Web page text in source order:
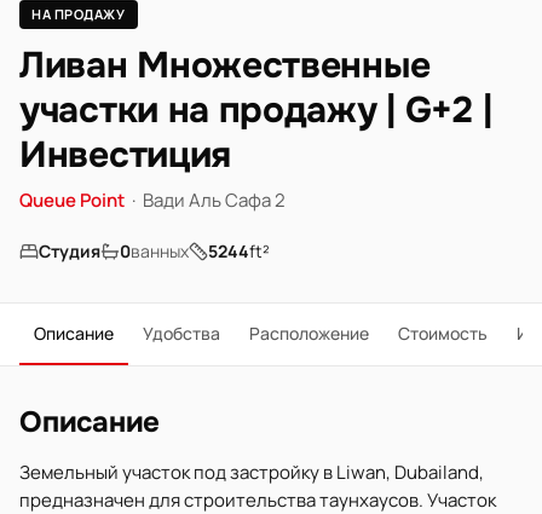
НА ПРОДАЖУ
Ливан Множественные
участки на продажу | G+2 |
Инвестиция
Queue Point · Вади Аль Сафа 2
Студия 0ванных 5244ft²
Описание Удобства Расположение Стоимость
Описание
Земельный участок под застройку в Liwan, Dubailand,
предназначен для строительства таунхаусов. Участок